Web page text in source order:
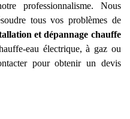
professionnalisme. Nous
tous vos problèmes de
et dépannage chauffe
eau électrique, à gaz ou
pour obtenir un devis